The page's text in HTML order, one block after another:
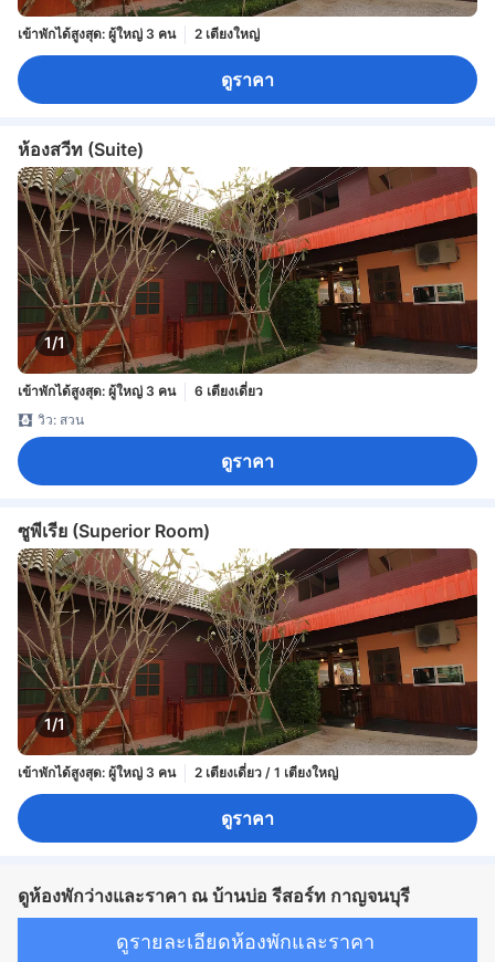
เข้าพักได้สูงสุด: ผู้ใหญ่ 3 คน 2 เตียงใหญ่
ดูราคา
ห้องสวีท (Suite)
1/1
เข้าพักได้สูงสุด: ผู้ใหญ่ 3 คน
6 เตียงเดี่ยว
วิว: สวน
ดูราคา
ซูพีเรีย (Superior Room)
1/1
เข้าพักได้สูงสุด: ผู้ใหญ่ 3 คน 2 เตียงเดี่ยว / 1 เตียงใหญ่
ดูราคา
ดูห้องพักว่างและราคา ณ บ้านบ่อ รีสอร์ท กาญจนบุรี
ดูรายละเอียดห้องพักและราคา